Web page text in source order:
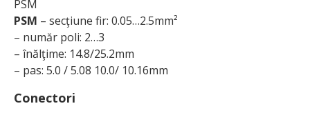
PSM
PSM – secţiune fir: 0.05…2.5mm²
– număr poli: 2…3
– înălţime: 14.8/25.2mm
– pas: 5.0 / 5.08 10.0/ 10.16mm
Conectori